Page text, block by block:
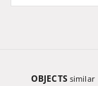
OBJECTS similar